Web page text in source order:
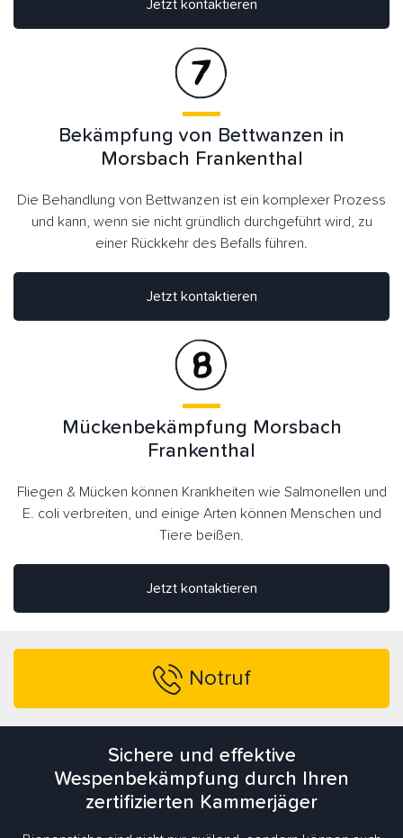
Jetzt kontaktieren
Bekämpfung von Bettwanzen in
Morsbach Frankenthal
Die Behandlung von Bettwanzen ist ein komplexer Prozess
und kann, wenn sie nicht gründlich durchgeführt wird, zu
einer Rückkehr des Befalls führen.
Jetzt kontaktieren
Jetzt kontaktieren
Mückenbekämpfung Morsbach
Frankenthal
Fliegen & Mücken können Krankheiten wie Salmonellen und
E. coli verbreiten, und einige Arten können Menschen und
Tiere beißen.
Notruf
Sichere und effektive
Wespenbekämpfung durch Ihren
zertifizierten Kammerjäger